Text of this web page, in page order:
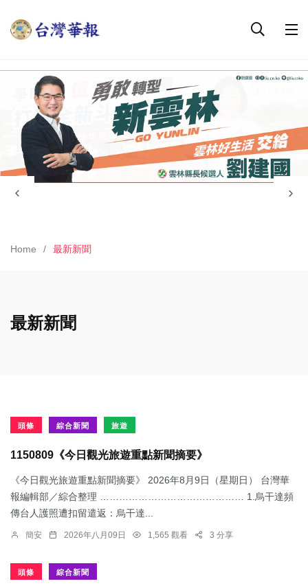
Home 最新新聞
最新新聞
頭條 綜合新聞 旅遊
1150809《今日觀光旅遊重點新聞摘要》
《今日觀光旅遊重點新聞摘要》 2026年8月9日（星期日） 台灣華
報編輯部／綜合整理 ……………………………………… 1.烏干達頻
傳台人護照遭扣留遣返：​烏干達...
簡安 2026年八月09日 1,565 觀看 3 分享
頭條 綜合新聞